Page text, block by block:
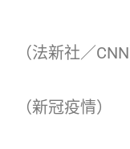
（法新社／CNN
（新冠疫情）